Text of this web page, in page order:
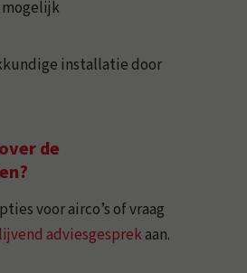
installatie door
de
voor airco’s of vraag
adviesgesprekaan.